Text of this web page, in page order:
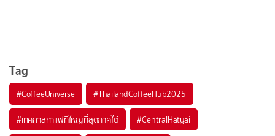
Tag
#CoffeeUniverse #ThailandCoffeeHub2025
#เทศกาลกาแฟที่ใหญ่ที่สุดภาคใต้ #CentralHatyai